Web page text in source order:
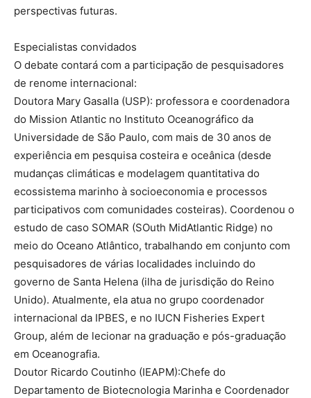
perspectivas futuras.
Especialistas convidados
O debate contará com a participação de pesquisadores
de renome internacional:
Doutora Mary Gasalla (USP): professora e coordenadora
do Mission Atlantic no Instituto Oceanográfico da
Universidade de São Paulo, com mais de 30 anos de
experiência em pesquisa costeira e oceânica (desde
mudanças climáticas e modelagem quantitativa do
ecossistema marinho à socioeconomia e processos
participativos com comunidades costeiras). Coordenou o
estudo de caso SOMAR (SOuth MidAtlantic Ridge) no
meio do Oceano Atlântico, trabalhando em conjunto com
pesquisadores de várias localidades incluindo do
governo de Santa Helena (ilha de jurisdição do Reino
Unido). Atualmente, ela atua no grupo coordenador
internacional da IPBES, e no IUCN Fisheries Expert
Group, além de lecionar na graduação e pós-graduação
em Oceanografia.
Doutor Ricardo Coutinho (IEAPM):Chefe do
Departamento de Biotecnologia Marinha e Coordenador